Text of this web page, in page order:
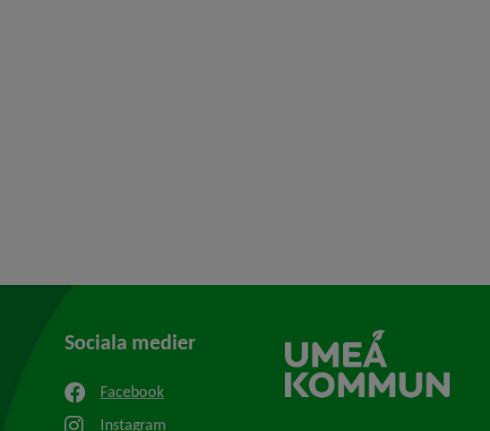
Sociala medier
Facebook
Instagram